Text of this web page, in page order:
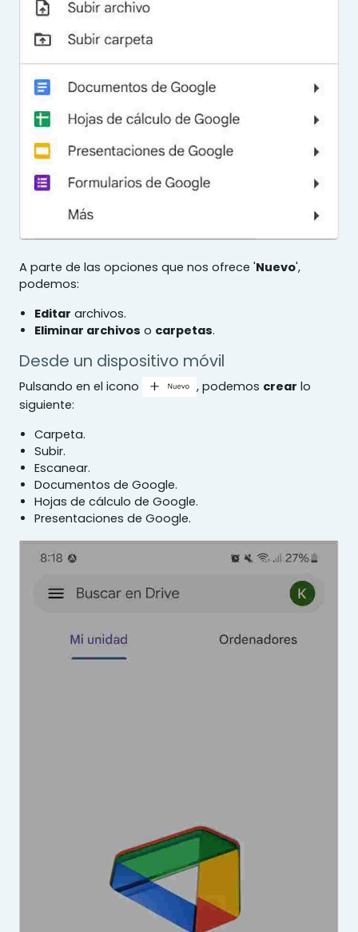
A parte de las opciones que nos ofrece 'Nuevo',
podemos:
Editar archivos.
Eliminar archivos o carpetas.
Desde un dispositivo móvil
Pulsando en el icono , podemos crear lo
siguiente:
Carpeta.
Subir.
Escanear.
Documentos de Google.
Hojas de cálculo de Google.
Presentaciones de Google.